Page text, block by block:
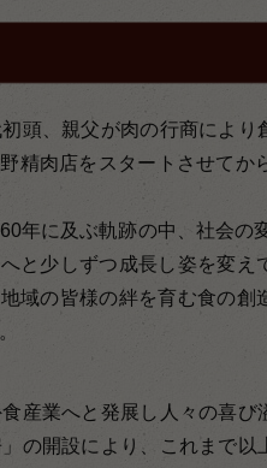
頭、親父が肉の行商により
精肉店をスタートさせてか
年に及ぶ軌跡の中、社会の
と少しずつ成長し姿を変え
域の皆様の絆を育む食の創
産業へと発展し人々の喜び
の開設により、これまで以